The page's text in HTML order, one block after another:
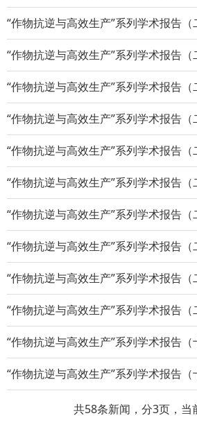
“作物抗逆与高效生产”系列学术报告（
“作物抗逆与高效生产”系列学术报告（
“作物抗逆与高效生产”系列学术报告（
“作物抗逆与高效生产”系列学术报告（
“作物抗逆与高效生产”系列学术报告（
“作物抗逆与高效生产”系列学术报告（
“作物抗逆与高效生产”系列学术报告（
“作物抗逆与高效生产”系列学术报告（
“作物抗逆与高效生产”系列学术报告（
“作物抗逆与高效生产”系列学术报告（
“作物抗逆与高效生产”系列学术报告（
“作物抗逆与高效生产”系列学术报告（
共58条新闻，分3页，当